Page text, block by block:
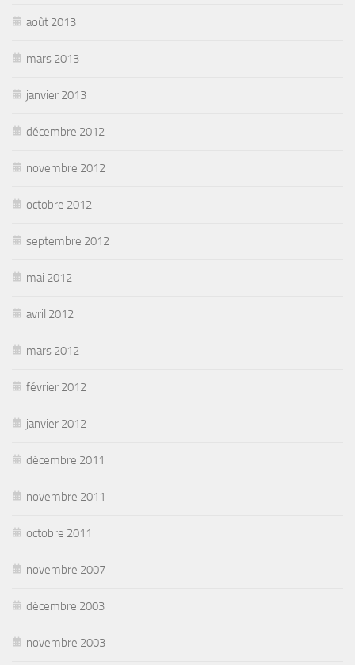
août 2013
mars 2013
janvier 2013
décembre 2012
novembre 2012
octobre 2012
septembre 2012
mai 2012
avril 2012
mars 2012
février 2012
janvier 2012
décembre 2011
novembre 2011
octobre 2011
novembre 2007
décembre 2003
novembre 2003